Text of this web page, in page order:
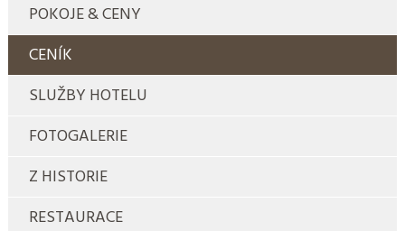
POKOJE & CENY
CENÍK
SLUŽBY HOTELU
FOTOGALERIE
Z HISTORIE
RESTAURACE